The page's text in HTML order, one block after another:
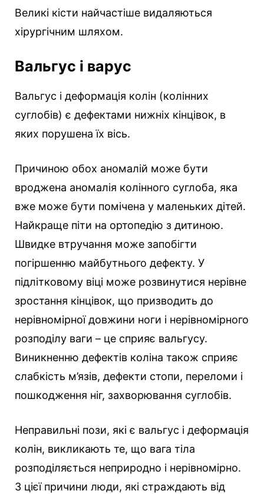
Великі кісти найчастіше видаляються
хірургічним шляхом.
Вальгус і варус
Вальгус і деформація колін (колінних
суглобів) є дефектами нижніх кінцівок, в
яких порушена їх вісь.
Причиною обох аномалій може бути
вроджена аномалія колінного суглоба, яка
вже може бути помічена у маленьких дітей.
Найкраще піти на ортопедію з дитиною.
Швидке втручання може запобігти
погіршенню майбутнього дефекту. У
підлітковому віці може розвинутися нерівне
зростання кінцівок, що призводить до
нерівномірної довжини ноги і нерівномірного
розподілу ваги – це сприяє вальгусу.
Виникненню дефектів коліна також сприяє
слабкість м’язів, дефекти стопи, переломи і
пошкодження ніг, захворювання суглобів.
Неправильні пози, які є вальгус і деформація
колін, викликають те, що вага тіла
розподіляється неприродно і нерівномірно.
З цієї причини люди, які страждають від